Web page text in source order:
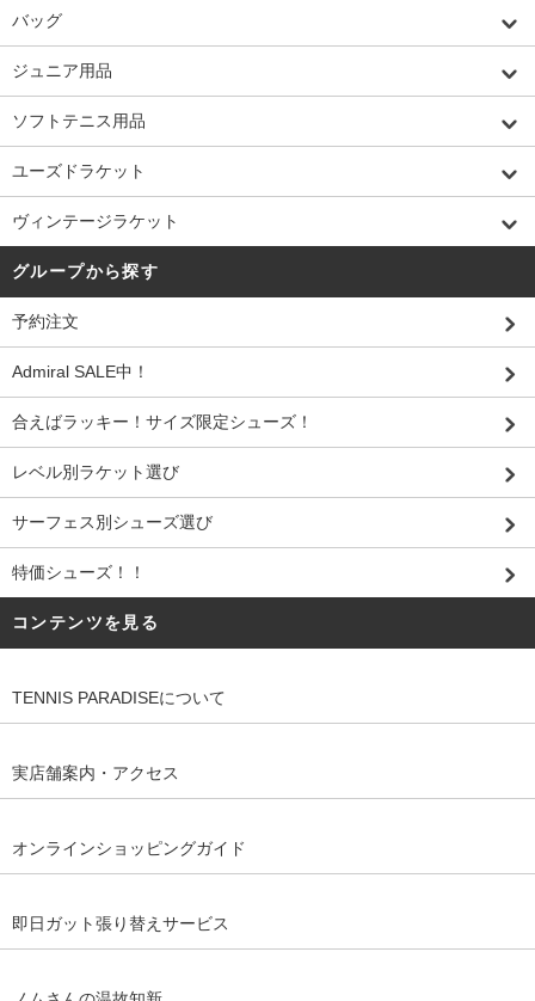
バッグ
ジュニア用品
ソフトテニス用品
ユーズドラケット
ヴィンテージラケット
グループから探す
予約注文
Admiral SALE中！
合えばラッキー！サイズ限定シューズ！
レベル別ラケット選び
サーフェス別シューズ選び
特価シューズ！！
コンテンツを見る
TENNIS PARADISEについて
実店舗案内・アクセス
オンラインショッピングガイド
即日ガット張り替えサービス